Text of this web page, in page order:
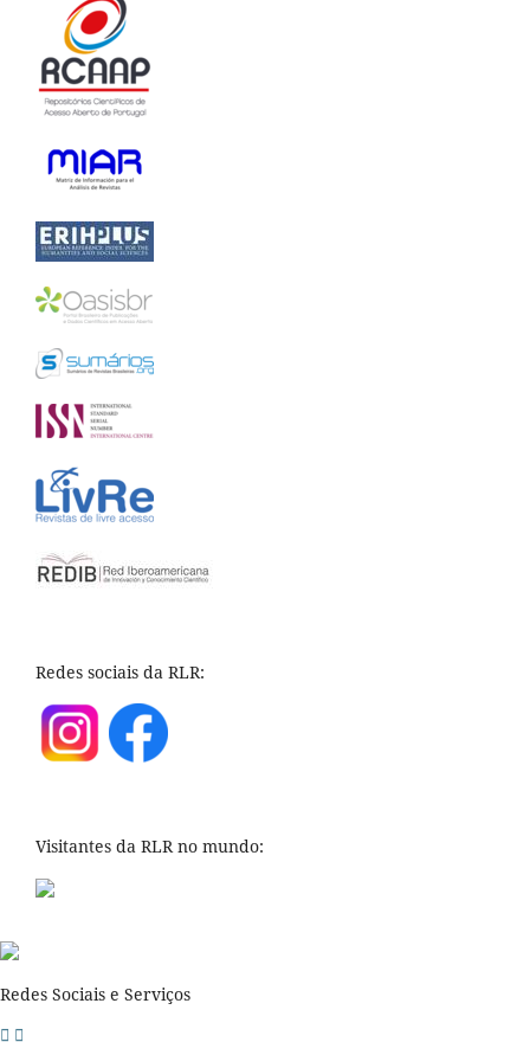
Redes sociais da RLR:
Visitantes da RLR no mundo:
Redes Sociais e Serviços